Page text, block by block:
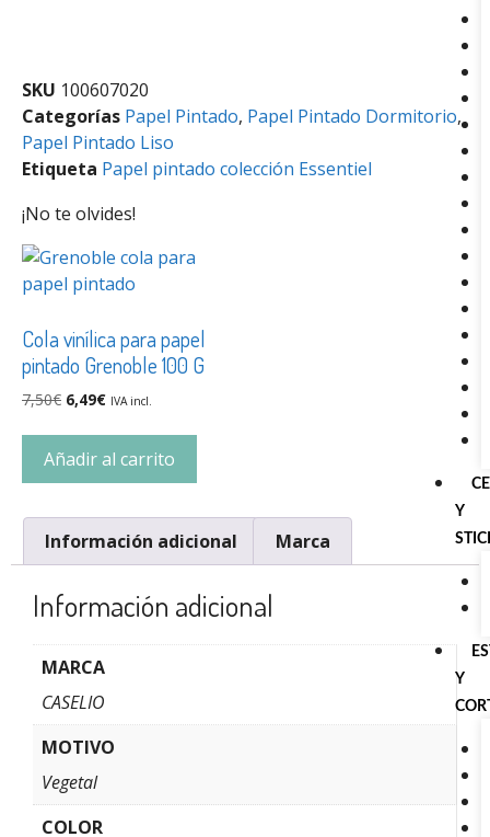
Y
Y
SKU 100607020
Categorías Papel Pintado, Papel Pintado Dormitorio,
Papel Pintado Liso
Etiqueta Papel pintado colección Essentiel
¡No te olvides!
Cola vinílica para papel
pintado Grenoble 100 G
7,50€ 6,49€ IVA incl.
Añadir al carrito
Información adicional Marca
Información adicional
MARCA
CASELIO
MOTIVO
Vegetal
COLOR